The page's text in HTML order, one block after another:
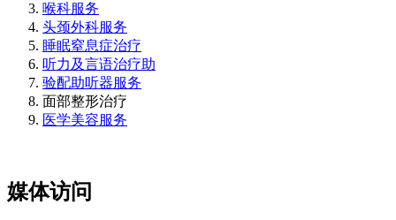
喉科服务
头颈外科服务
睡眠窒息症治疗
听力及言语治疗助
验配助听器服务
面部整形治疗
医学美容服务
媒体访问